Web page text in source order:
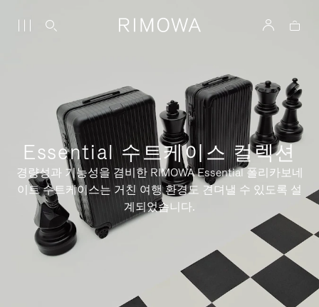
Essential 수트케이스 컬렉션
경량성과 기능성을 겸비한 RIMOWA Essential 폴리카보네
이트 수트케이스는 거친 여행 환경도 견뎌낼 수 있도록 설
계되었습니다.